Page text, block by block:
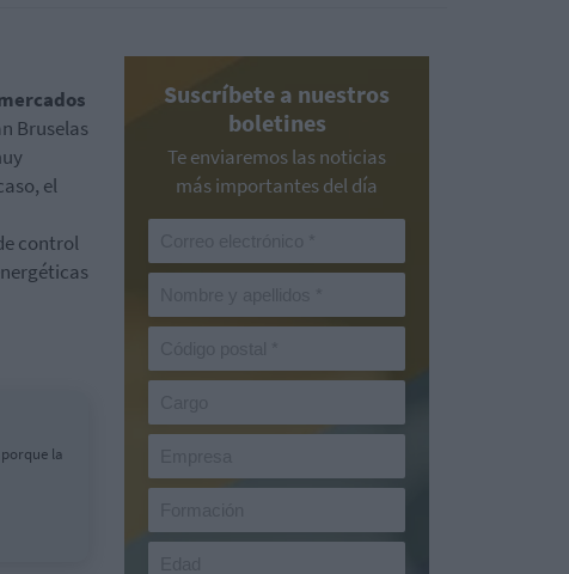
Bruselas
el
control
la
Suscríbete a nuestros
boletines
Te enviaremos las noticias
más importantes del día